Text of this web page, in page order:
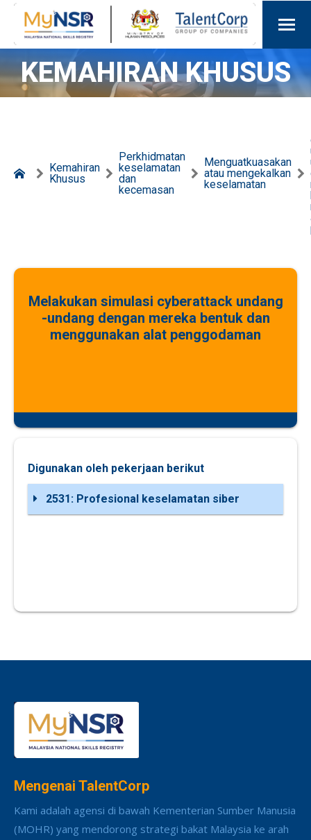
KEMAHIRAN KHUSUS
Kemahiran
Khusus
Perkhidmatan
keselamatan
dan
kecemasan
Menguatkuasakan
atau mengekalkan
keselamatan
Melakukan simulasi cyberattack undang
-undang dengan mereka bentuk dan
menggunakan alat penggodaman
Digunakan oleh pekerjaan berikut
2531: Profesional keselamatan siber
Mengenai TalentCorp
Kami adalah agensi di bawah Kementerian Sumber Manusia
(MOHR) yang mendorong strategi bakat Malaysia ke arah